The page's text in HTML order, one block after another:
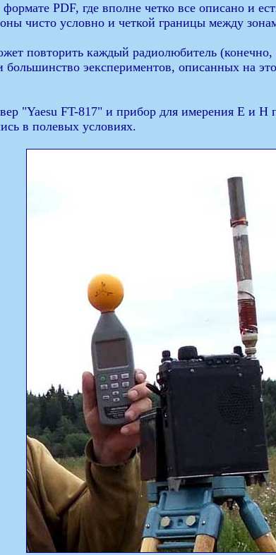
формате PDF, где вполне четко все описано и
чисто условно и четкой границы между
повторить каждый радиолюбитель (конечно,
эекспериментов, описанных на
"Yaesu FT-817" и прибор для имерения Е
в полевых условиях.